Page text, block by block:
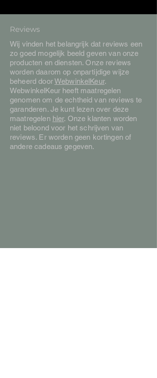
Reviews
Wij vinden het belangrijk dat reviews een
zo goed mogelijk beeld geven van onze
producten en diensten. Onze reviews
worden daarom op onpartijdige wijze
beheerd doorWebwinkelKeur.
WebwinkelKeur heeft maatregelen
genomen om de echtheid van reviews te
garanderen. Je kunt lezen over deze
maatregelen hier. Onze klanten worden
niet beloond voor het schrijven van
reviews. Er worden geen kortingen of
andere cadeaus gegeven.